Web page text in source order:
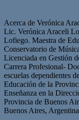
Acerca de Verónica
Lic. Verónica Araceli
Lofiego. Maestra de
Conservatorio de
Licenciada en Gestión
Carrera Profesional-
escuelas dependientes
Educación de la
Enseñanza en la
Provincia de Buenos
Buenos Aires,